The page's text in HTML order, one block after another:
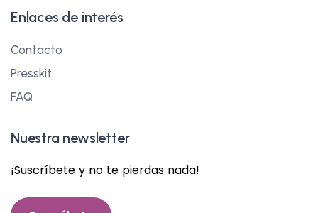
Enlaces de interés
Contacto
Presskit
FAQ
Nuestra newsletter
¡Suscríbete y no te pierdas nada!